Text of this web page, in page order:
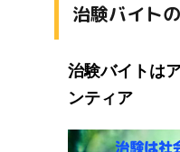
治験バイト
治験バイトは
ンティア